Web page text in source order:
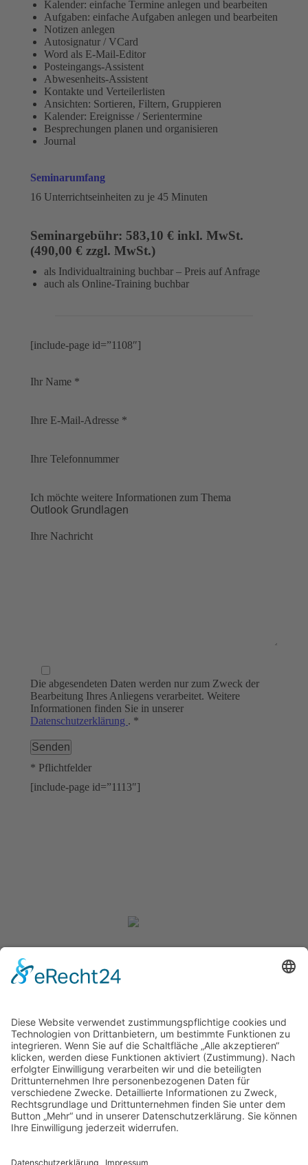
Kalender: einfache Termine anlegen und bearbeiten
Aufgaben: einfache Aufgaben anlegen und bearbeiten
Notizen anlegen
Autosignatur / VCard
Word als E-Mail-Editor
Posteingangs-Assistent
Abwesenheits-Assistent
Kontakte und Verteilerlisten
Ansichten: Sortieren, Filtern, Gruppieren
Kalender: Ereignisse / Serientermine
Besprechungen planen und organisieren
Journal
Seminarumfang
16 Unterrichtseinheiten zu je 45 Minuten
Seminargebühr: 583,10 € inkl. MwSt.
(490,00 € zzgl. MwSt.)
als Individualtraining buchbar – Preis auf Anfrage
auch als Online-Training buchbar
[include-page id=”1108″]
Ihr Name *
Ihre E-Mail-Adresse *
Ihre Telefonnummer
Ich möchte weitere Informationen zum Thema
Ihre Nachricht
Die abgesendeten Daten werden nur zum Zweck der
Bearbeitung Ihres Anliegens verarbeitet. Weitere
Informationen finden Sie in unserer
Datenschutzerklärung . *
* Pflichtfelder
[include-page id=”1113″]